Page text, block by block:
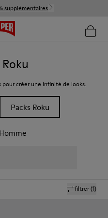
supplémentaires
pour créer une infinité de looks.
Packs Roku
Homme
filtrer(1)